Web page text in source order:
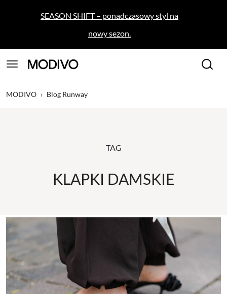
SEASON SHIFT – ponadczasowy styl na
nowy sezon.
MODIVO › Blog Runway
TAG
KLAPKI DAMSKIE